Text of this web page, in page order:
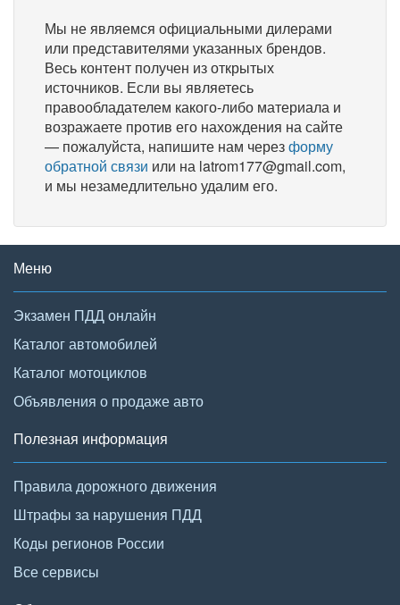
Мы не являемся официальными дилерами
или представителями указанных брендов.
Весь контент получен из открытых
источников. Если вы являетесь
правообладателем какого-либо материала и
возражаете против его нахождения на сайте
— пожалуйста, напишите нам черезформу
обратной связи или на latrom177@gmail.com,
и мы незамедлительно удалим его.
Меню
Экзамен ПДД онлайн
Каталог автомобилей
Каталог мотоциклов
Объявления о продаже авто
Полезная информация
Правила дорожного движения
Штрафы за нарушения ПДД
Коды регионов России
Все сервисы